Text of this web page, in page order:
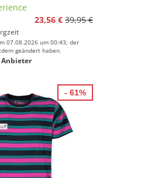
23,56 € 39,95 €
07.08.2026 um 00:43; der
geändert haben.
- 61%